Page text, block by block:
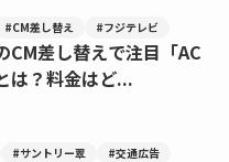
#CM差し替え #フジテレビ
CM差し替えで注目「AC
は？料金はど...
#サントリー翠 #交通広告